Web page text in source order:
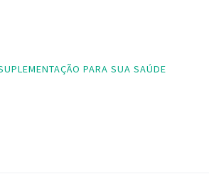
PARA SUA SAÚDE